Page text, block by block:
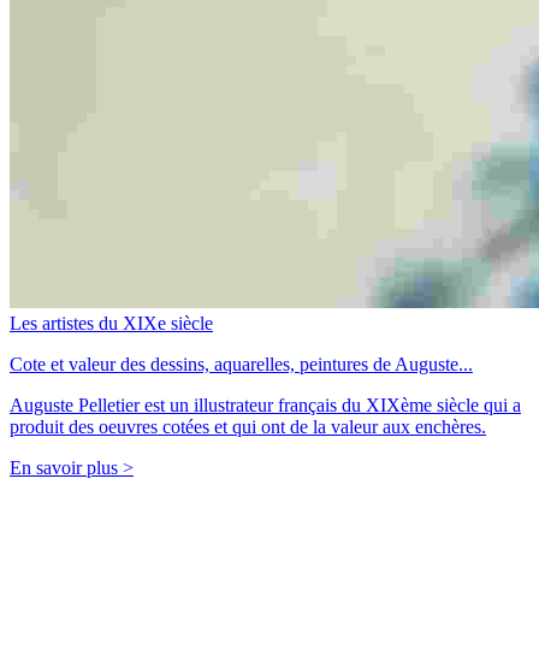
Les artistes du XIXe siècle
Cote et valeur des dessins, aquarelles, peintures de Auguste...
Auguste Pelletier est un illustrateur français du XIXème siècle qui a
produit des oeuvres cotées et qui ont de la valeur aux enchères.
En savoir plus >